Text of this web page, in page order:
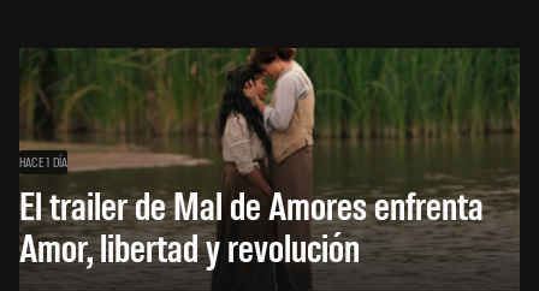
HACE 1 DÍA
El trailer de Mal de Amores enfrenta
Amor, libertad y revolución